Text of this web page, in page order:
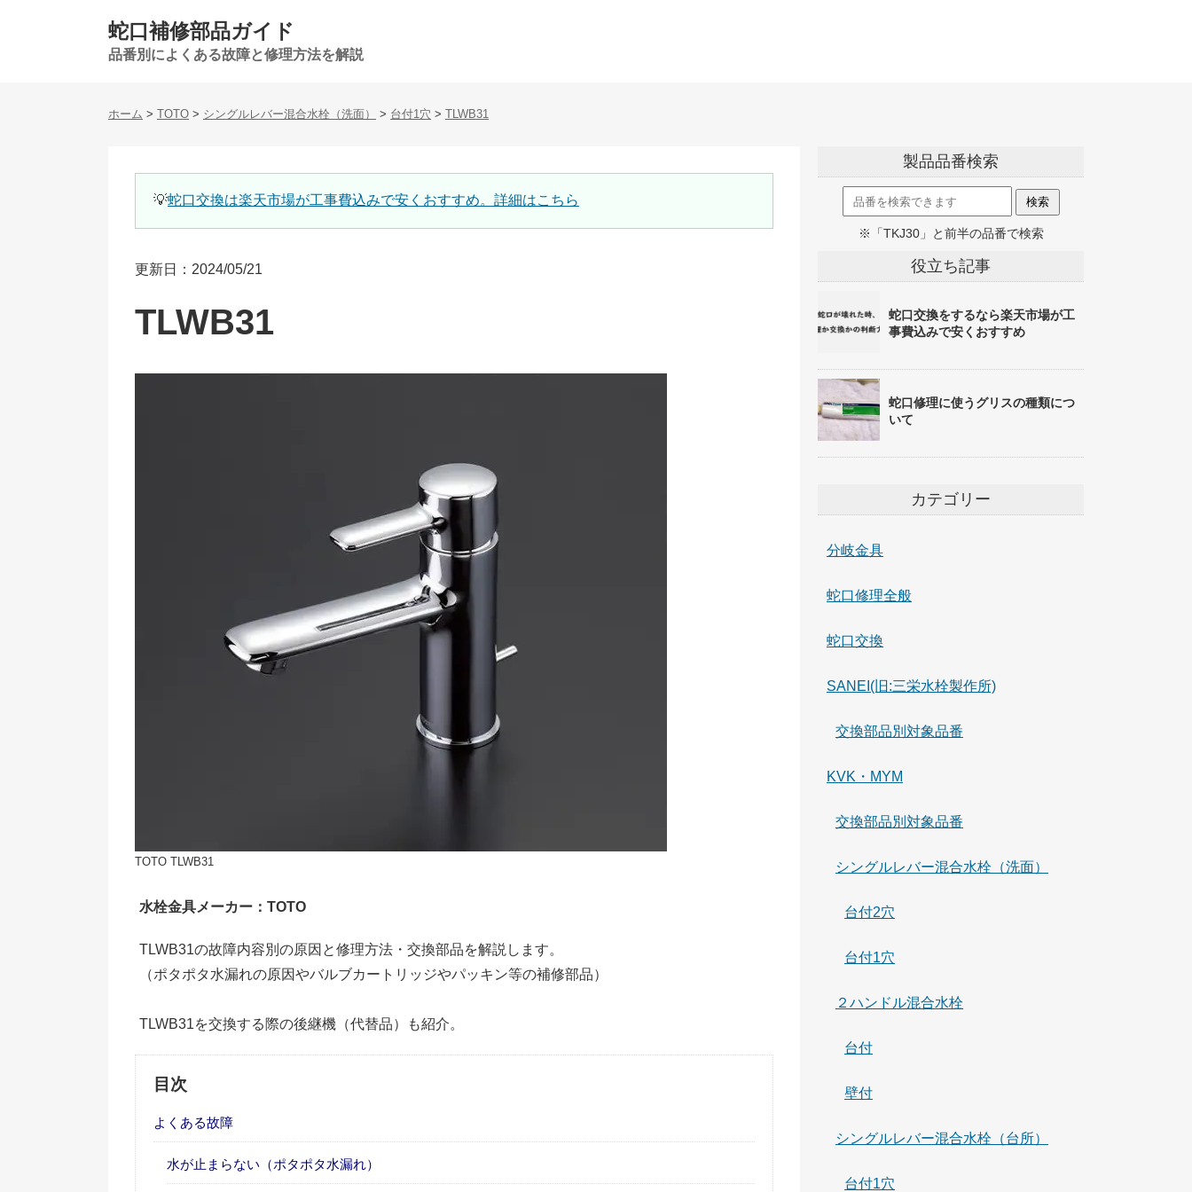
蛇口補修部品ガイド
品番別によくある故障と修理方法を解説
ホーム > TOTO > シングルレバー混合水栓（洗面） > 台付1穴 > TLWB31
💡蛇口交換は楽天市場が工事費込みで安くおすすめ。詳細はこちら
更新日：2024/05/21
TLWB31
TOTO TLWB31
水栓金具メーカー：TOTO
TLWB31の故障内容別の原因と修理方法・交換部品を解説します。
（ポタポタ水漏れの原因やバルブカートリッジやパッキン等の補修部品）
TLWB31を交換する際の後継機（代替品）も紹介。
目次
よくある故障
水が止まらない（ポタポタ水漏れ）
製品品番検索
※「TKJ30」と前半の品番で検索
役立ち記事
蛇口交換をするなら楽天市場が工
事費込みで安くおすすめ
蛇口修理に使うグリスの種類につ
いて
カテゴリー
分岐金具
蛇口修理全般
蛇口交換
SANEI(旧:三栄水栓製作所)
交換部品別対象品番
KVK・MYM
交換部品別対象品番
シングルレバー混合水栓（洗面）
台付2穴
台付1穴
２ハンドル混合水栓
台付
壁付
シングルレバー混合水栓（台所）
台付1穴